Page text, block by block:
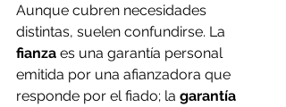
Aunque cubren necesidades
distintas, suelen confundirse. La
fianza es una garantía personal
emitida por una afianzadora que
responde por el fiado; la garantía